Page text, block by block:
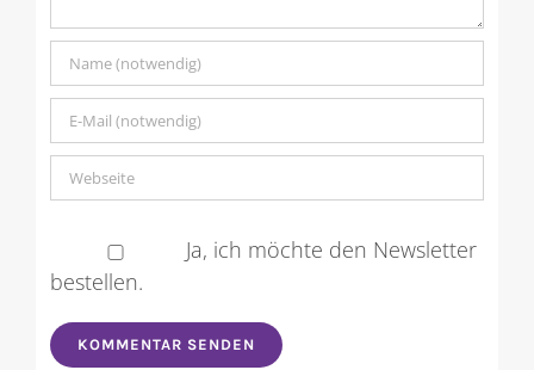
Ja, ich möchte den Newsletter
bestellen.